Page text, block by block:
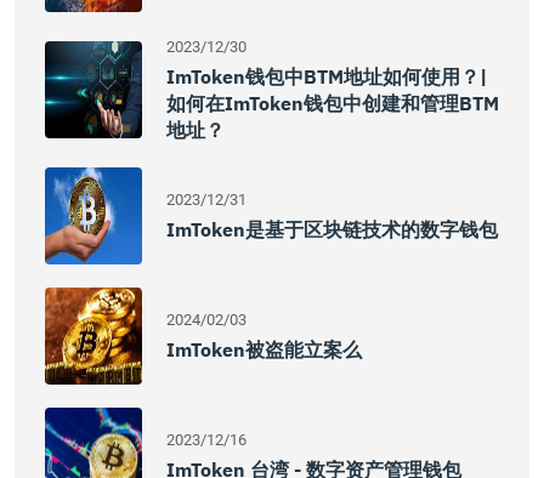
2023/12/30
ImToken钱包中BTM地址如何使用？|
如何在imToken钱包中创建和管理BTM
地址？
2023/12/31
ImToken是基于区块链技术的数字钱包
2024/02/03
ImToken被盗能立案么
2023/12/16
ImToken 台湾 - 数字资产管理钱包